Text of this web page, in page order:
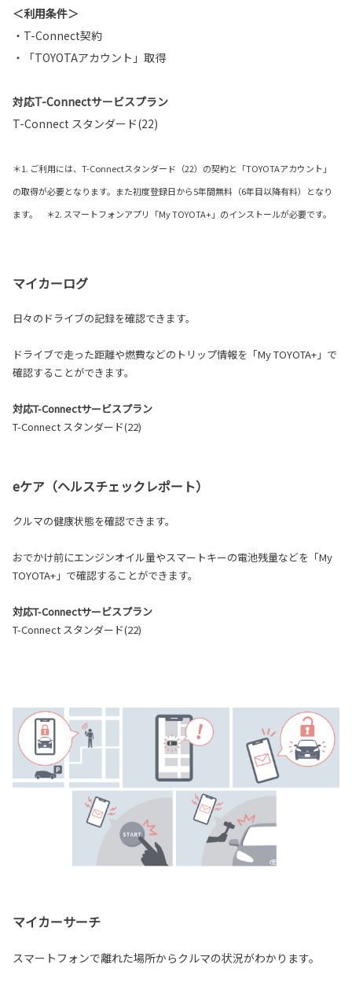
＜利用条件＞
・T-Connect契約
・「TOYOTAアカウント」取得
対応T-Connectサービスプラン
T-Connect スタンダード(22)
＊1. ご利用には、T-Connectスタンダード（22）の契約と「TOYOTAアカウント」
の取得が必要となります。また初度登録日から5年間無料（6年目以降有料）となり
ます。 ＊2. スマートフォンアプリ「My TOYOTA+」のインストールが必要です。
マイカーログ
日々のドライブの記録を確認できます。
ドライブで走った距離や燃費などのトリップ情報を「My TOYOTA+」で
確認することができます。
対応T-Connectサービスプラン
T-Connect スタンダード(22)
eケア（ヘルスチェックレポート）
クルマの健康状態を確認できます。
おでかけ前にエンジンオイル量やスマートキーの電池残量などを「My
TOYOTA+」で確認することができます。
対応T-Connectサービスプラン
T-Connect スタンダード(22)
マイカーサーチ
スマートフォンで離れた場所からクルマの状況がわかります。